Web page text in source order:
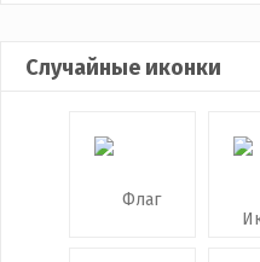
Случайные иконки